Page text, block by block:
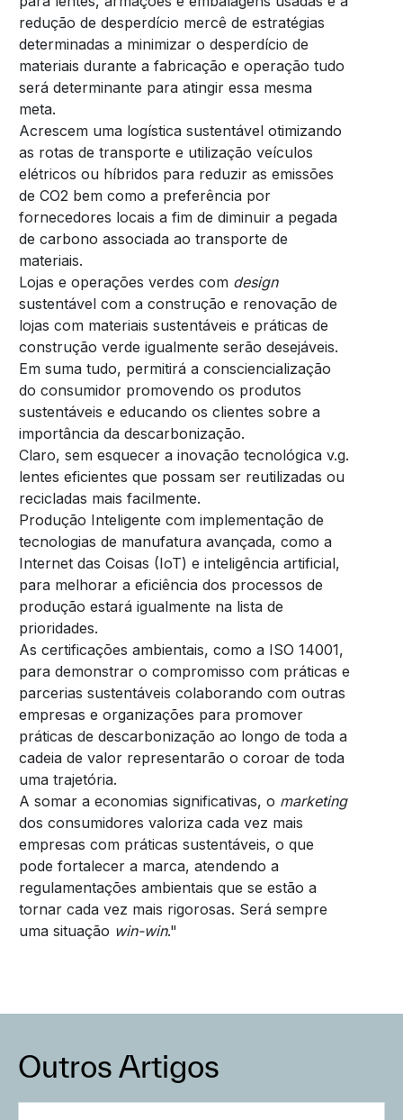
redução de desperdício mercê de estratégias
determinadas a minimizar o desperdício de
materiais durante a fabricação e operação tudo
será determinante para atingir essa mesma
meta.
Acrescem uma logística sustentável otimizando
as rotas de transporte e utilização veículos
elétricos ou híbridos para reduzir as emissões
de CO2 bem como a preferência por
fornecedores locais a fim de diminuir a pegada
de carbono associada ao transporte de
materiais.
Lojas e operações verdes com design
sustentável com a construção e renovação de
lojas com materiais sustentáveis e práticas de
construção verde igualmente serão desejáveis.
Em suma tudo, permitirá a consciencialização
do consumidor promovendo os produtos
sustentáveis e educando os clientes sobre a
importância da descarbonização.
Claro, sem esquecer a inovação tecnológica v.g.
lentes eficientes que possam ser reutilizadas ou
recicladas mais facilmente.
Produção Inteligente com implementação de
tecnologias de manufatura avançada, como a
Internet das Coisas (IoT) e inteligência artificial,
para melhorar a eficiência dos processos de
produção estará igualmente na lista de
prioridades.
As certificações ambientais, como a ISO 14001,
para demonstrar o compromisso com práticas e
parcerias sustentáveis colaborando com outras
empresas e organizações para promover
práticas de descarbonização ao longo de toda a
cadeia de valor representarão o coroar de toda
uma trajetória.
A somar a economias significativas, o marketing
dos consumidores valoriza cada vez mais
empresas com práticas sustentáveis, o que
pode fortalecer a marca, atendendo a
regulamentações ambientais que se estão a
tornar cada vez mais rigorosas. Será sempre
uma situação win-win."
Outros Artigos